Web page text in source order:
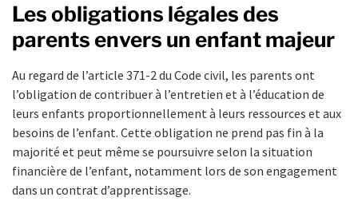
Les obligations légales des
parents envers un enfant majeur
Au regard de l’article 371-2 du Code civil, les parents ont
l’obligation de contribuer à l’entretien et à l’éducation de
leurs enfants proportionnellement à leurs ressources et aux
besoins de l’enfant. Cette obligation ne prend pas fin à la
majorité et peut même se poursuivre selon la situation
financière de l’enfant, notamment lors de son engagement
dans un contrat d’apprentissage.